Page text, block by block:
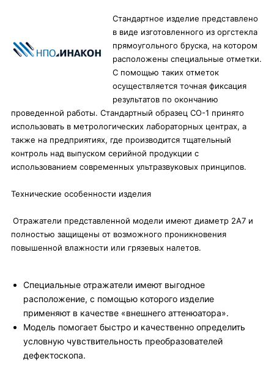
Стандартное изделие представлено
в виде изготовленного из оргстекла
прямоугольного бруска, на котором
расположены специальные отметки.
С помощью таких отметок
осуществляется точная фиксация
результатов по окончанию
проведенной работы. Стандартный образец СО-1 принято
использовать в метрологических лабораторных центрах, а
также на предприятиях, где производится тщательный
контроль над выпуском серийной продукции с
использованием современных ультразвуковых принципов.
Технические особенности изделия
Отражатели представленной модели имеют диаметр 2А7 и
полностью защищены от возможного проникновения
повышенной влажности или грязевых налетов.
Специальные отражатели имеют выгодное
расположение, с помощью которого изделие
применяют в качестве «внешнего аттенюатора».
Модель помогает быстро и качественно определить
условную чувствительность преобразователей
дефектоскопа.